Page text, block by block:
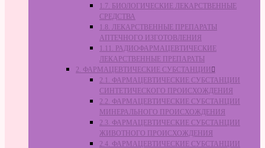
1.7. БИОЛОГИЧЕСКИЕ ЛЕКАРСТВЕННЫЕ
СРЕДСТВА
1.8. ЛЕКАРСТВЕННЫЕ ПРЕПАРАТЫ
АПТЕЧНОГО ИЗГОТОВЛЕНИЯ
1.11. РАДИОФАРМАЦЕВТИЧЕСКИЕ
ЛЕКАРСТВЕННЫЕ ПРЕПАРАТЫ
2. ФАРМАЦЕВТИЧЕСКИЕ СУБСТАНЦИИ
2.1. ФАРМАЦЕВТИЧЕСКИЕ СУБСТАНЦИИ
СИНТЕТИЧЕСКОГО ПРОИСХОЖДЕНИЯ
2.2. ФАРМАЦЕВТИЧЕСКИЕ СУБСТАНЦИИ
МИНЕРАЛЬНОГО ПРОИСХОЖДЕНИЯ
2.3. ФАРМАЦЕВТИЧЕСКИЕ СУБСТАНЦИИ
ЖИВОТНОГО ПРОИСХОЖДЕНИЯ
2.4. ФАРМАЦЕВТИЧЕСКИЕ СУБСТАНЦИИ